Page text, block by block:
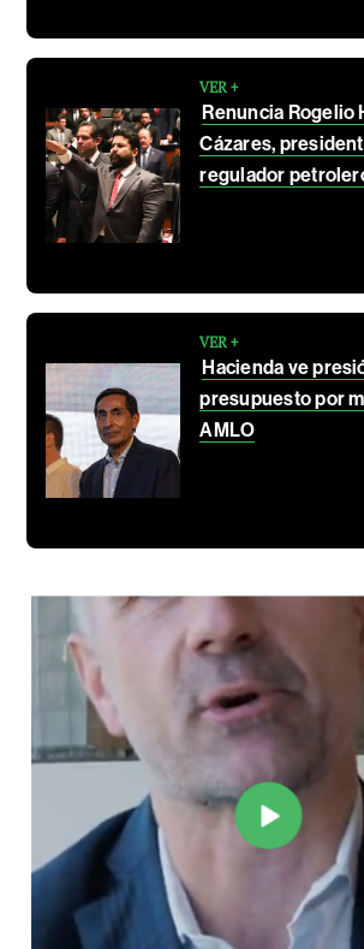
VER +
Renuncia Rogelio
Cázares,
regulador
VER +
Hacienda ve
presupuesto por
AMLO